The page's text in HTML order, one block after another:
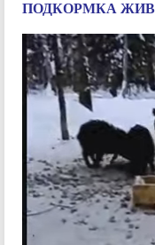
ПОДКОРМКА